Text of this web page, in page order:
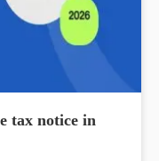
tax notice in